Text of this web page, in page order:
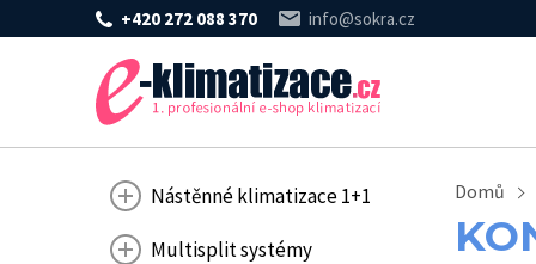
+420 272 088 370 info@sokra.cz
Nástěnné klimatizace 1+1
Multisplit systémy
Domů